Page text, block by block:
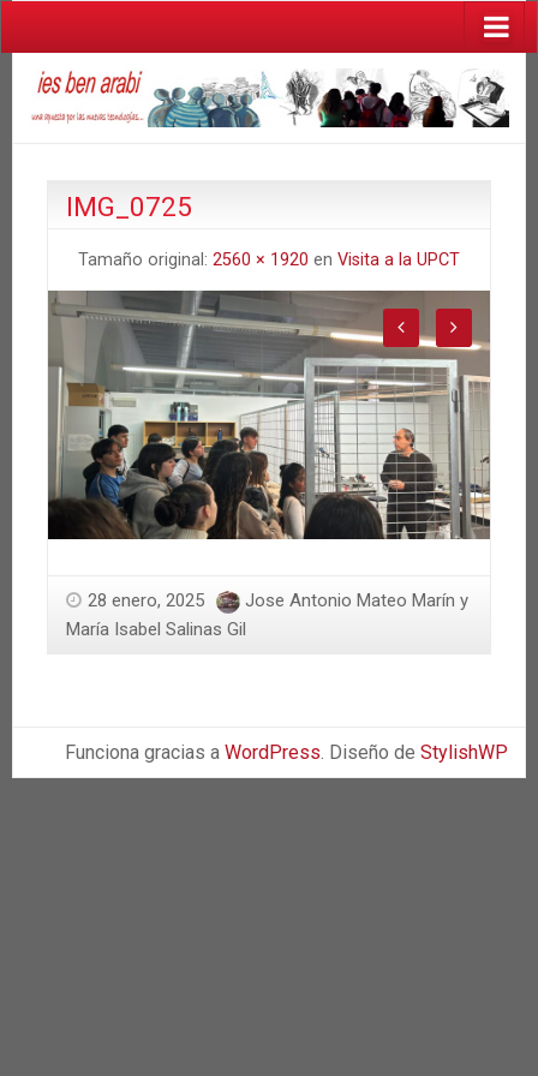
IMG_0725
Tamaño original: 2560 × 1920 en Visita a la UPCT
28 enero, 2025
Jose Antonio Mateo Marín y
María Isabel Salinas Gil
Funciona gracias a WordPress. Diseño de StylishWP